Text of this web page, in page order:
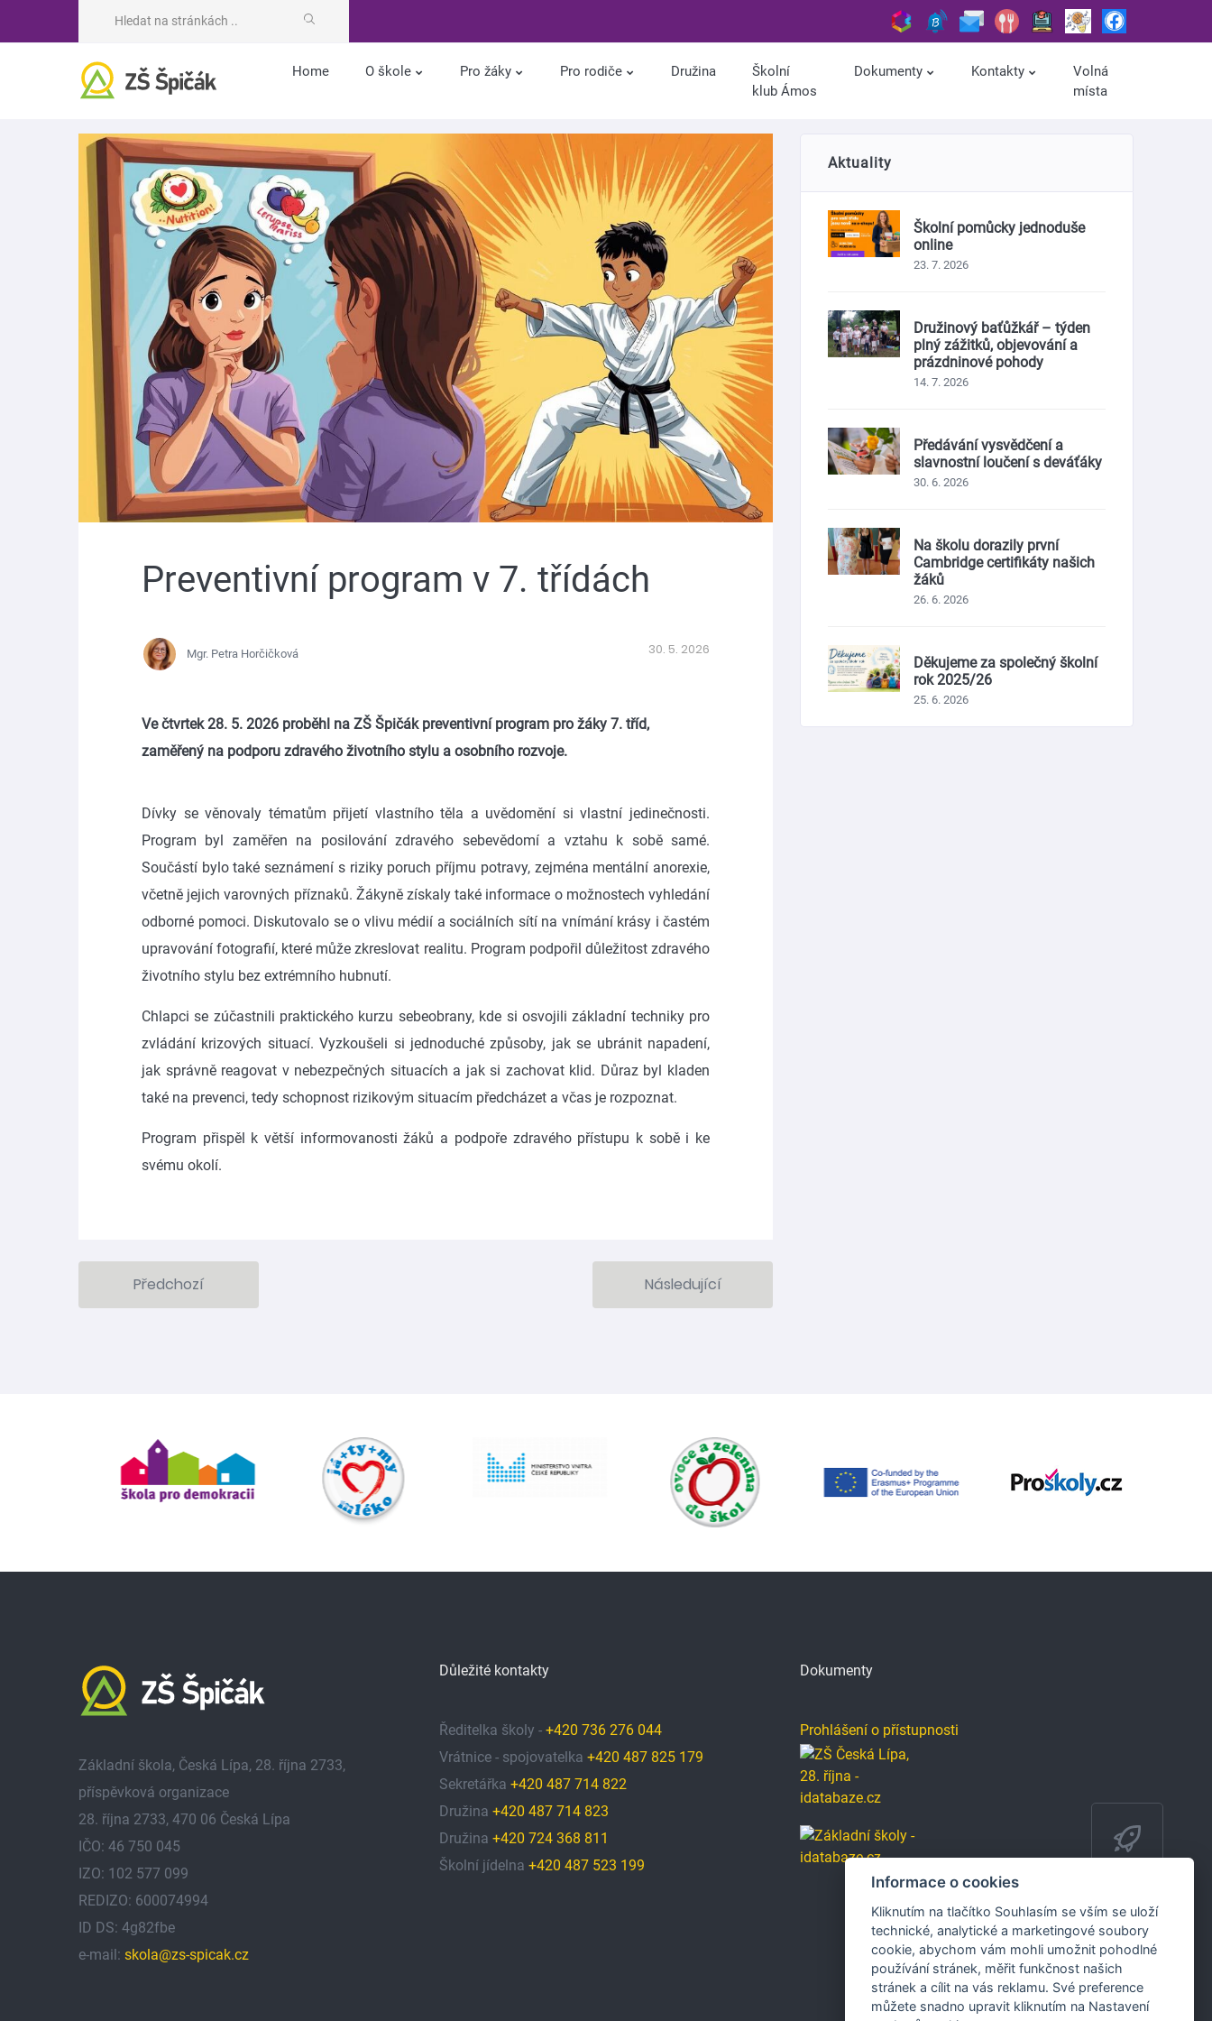
Home O škole Pro žáky Pro rodiče Družina
Školní
klub Ámos
Dokumenty Kontakty
Volná
místa
Preventivní program v 7. třídách
Mgr. Petra Horčičková 30. 5. 2026
Ve čtvrtek 28. 5. 2026 proběhl na ZŠ Špičák preventivní program pro žáky 7. tříd,
zaměřený na podporu zdravého životního stylu a osobního rozvoje.
Dívky se věnovaly tématům přijetí vlastního těla a uvědomění si vlastní jedinečnosti.
Program byl zaměřen na posilování zdravého sebevědomí a vztahu k sobě samé.
Součástí bylo také seznámení s riziky poruch příjmu potravy, zejména mentální anorexie,
včetně jejich varovných příznaků. Žákyně získaly také informace o možnostech vyhledání
odborné pomoci. Diskutovalo se o vlivu médií a sociálních sítí na vnímání krásy i častém
upravování fotografií, které může zkreslovat realitu. Program podpořil důležitost zdravého
životního stylu bez extrémního hubnutí.
Chlapci se zúčastnili praktického kurzu sebeobrany, kde si osvojili základní techniky pro
zvládání krizových situací. Vyzkoušeli si jednoduché způsoby, jak se ubránit napadení,
jak správně reagovat v nebezpečných situacích a jak si zachovat klid. Důraz byl kladen
také na prevenci, tedy schopnost rizikovým situacím předcházet a včas je rozpoznat.
Program přispěl k větší informovanosti žáků a podpoře zdravého přístupu k sobě i ke
svému okolí.
Předchozí Následující
Aktuality
Školní pomůcky jednoduše
online
23. 7. 2026
Družinový baťůžkář – týden
plný zážitků, objevování a
prázdninové pohody
14. 7. 2026
Předávání vysvědčení a
slavnostní loučení s deváťáky
30. 6. 2026
Na školu dorazily první
Cambridge certifikáty našich
žáků
26. 6. 2026
Děkujeme za společný školní
rok 2025/26
25. 6. 2026
Základní škola, Česká Lípa, 28. října 2733,
příspěvková organizace
28. října 2733, 470 06 Česká Lípa
IČO: 46 750 045
IZO: 102 577 099
REDIZO: 600074994
ID DS: 4g82fbe
e-mail: skola@zs-spicak.cz
Důležité kontakty
Ředitelka školy - +420 736 276 044
Vrátnice - spojovatelka +420 487 825 179
Sekretářka +420 487 714 822
Družina +420 487 714 823
Družina +420 724 368 811
Školní jídelna +420 487 523 199
Dokumenty
Prohlášení o přístupnosti
Informace o cookies
Kliknutím na tlačítko Souhlasím se vším se uloží
technické, analytické a marketingové soubory
cookie, abychom vám mohli umožnit pohodlné
používání stránek, měřit funkčnost našich
stránek a cílit na vás reklamu. Své preference
můžete snadno upravit kliknutím na Nastavení